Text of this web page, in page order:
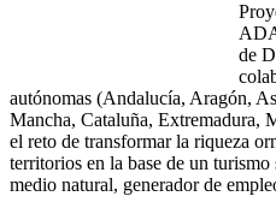
de
autónomas (Andalucía, Aragón,
Mancha, Cataluña, Extremadura,
el reto de transformar la riqueza
territorios en la base de un
medio natural, generador de